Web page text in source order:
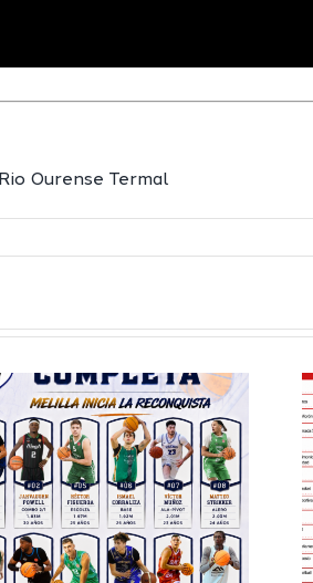
Definidos el
grupo de
Segunda FEB y
la Copa España
FEB para el
Melilla Ciudad